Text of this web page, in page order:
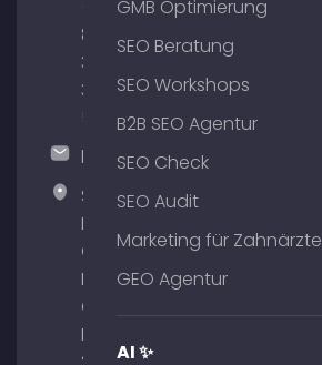
89
380
375
hallo@timospecht.de
Specht
Marketing
GmbH –
Palais am
Obelisk
Briennerstr.
GMB Optimierung
SEO Beratung
SEO Workshops
B2B SEO Agentur
SEO Check
SEO Audit
Marketing für Zahnärzte
GEO Agentur
AI ✨